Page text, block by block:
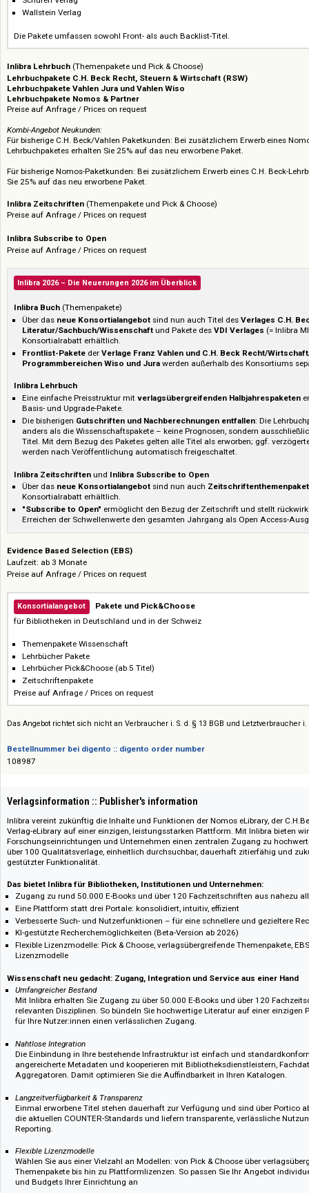
Profitieren Sie von
Mitteldeutscher Verlag
Psychiatrie Verlag
Schüren Verlag
Wallstein Verlag
Die Pakete umfassen sowohl Front- als auch Backlist-Titel.
Inlibra Lehrbuch(Themenpakete und Pick & Choose)
Lehrbuchpakete Vahlen Jura und Vahlen Wiso
Lehrbuchpakete Nomos & Partner
Kombi-Angebot Neukunden:
Lehrbuchpaketes erhalten Sie 25% auf das neu erworbene Paket.
Sie 25% auf das neu erworbene Paket.
Preise auf Anfrage / Prices on request
Inlibra Subscribe to Open
Preise auf Anfrage / Prices on request
Inlibra 2026 – Die Neuerungen 2026 im Überblick
Inlibra Buch(Themenpakete)
Über das neue Konsortialangebotsind nun auch Titel desVerlages
Literatur/Sachbuch/Wissenschaft und Pakete desVDI Verlages(=
Konsortialrabatt erhältlich.
Programmbereichen Wiso und Jurawerden außerhalb des
Inlibra Lehrbuch
Eine einfache Preisstruktur mitverlagsübergreifenden
anders als die Wissenschaftspakete – keine Prognosen, sondern
Titel. Mit dem Bezug des Paketes gelten alle Titel als erworben; ggf.
werden nach Veröffentlichung automatisch freigeschaltet.
Inlibra Zeitschriften und
Inlibra Subscribe to Open
Über dasneue Konsortialangebot
Konsortialrabatt erhältlich.
"Subscribe to Open" ermöglicht den Bezug der Zeitschrift und stellt
Erreichen der Schwellenwerte den gesamten Jahrgang als Open
Evidence Based Selection (EBS)
Laufzeit: ab 3 Monate
Konsortialangebot Pakete und Pick&Choose
für Bibliotheken in Deutschland und in der Schweiz
Lehrbücher Pakete
Lehrbücher Pick&Choose (ab 5 Titel)
Zeitschriftenpakete
Preise auf Anfrage / Prices on request
Bestellnummer bei digento :: digento order number
108987
Inlibra vereint zukünftig die Inhalte und Funktionen der Nomos eLibrary,
Verlag-eLibrary auf einer einzigen, leistungsstarken Plattform. Mit Inlibra
Forschungseinrichtungen und Unternehmen einen zentralen Zugang
über 100 Qualitätsverlage, einheitlich durchsuchbar, dauerhaft
Das bietet Inlibra für Bibliotheken, Institutionen und Unternehmen:
Zugang zu rund 50.000 E-Books und über 120 Fachzeitschriften aus
Verbesserte Such- und Nutzerfunktionen – für eine schnellere und
KI-gestützte Recherchemöglichkeiten (Beta-Version ab 2026)
Flexible Lizenzmodelle: Pick & Choose, verlagsübergreifende
Lizenzmodelle
Wissenschaft neu gedacht: Zugang, Integration und Service aus einer
Umfangreicher Bestand
Mit Inlibra erhalten Sie Zugang zu über 50.000 E-Books und über 120